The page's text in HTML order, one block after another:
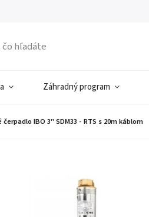
Záhradný program
čerpadlo IBO 3" SDM33 - RTS s 20m káblom